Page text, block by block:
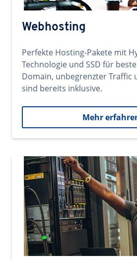
Webhosting
Perfekte Hosting-Pakete mit
Technologie und SSD für
Domain, unbegrenzter Traffic
sind bereits inklusive.
Mehr